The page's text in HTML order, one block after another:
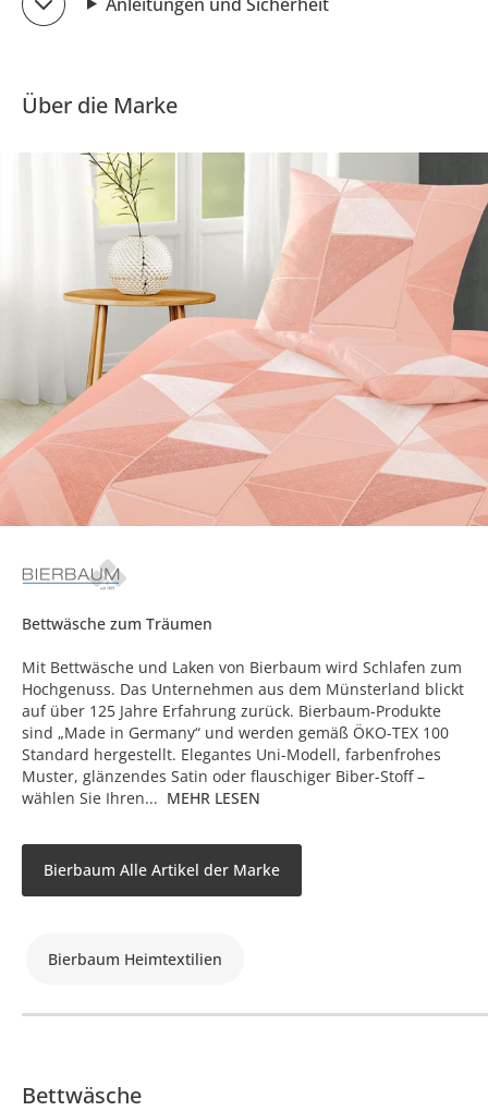
Über die Marke
Bettwäsche zum Träumen
Mit Bettwäsche und Laken von Bierbaum wird Schlafen zum
Hochgenuss. Das Unternehmen aus dem Münsterland blickt
auf über 125 Jahre Erfahrung zurück. Bierbaum-Produkte
sind „Made in Germany“ und werden gemäß ÖKO-TEX 100
Standard hergestellt. Elegantes Uni-Modell, farbenfrohes
Muster, glänzendes Satin oder flauschiger Biber-Stoff –
wählen Sie Ihren... MEHR LESEN
Bierbaum Alle Artikel der Marke
Bierbaum Heimtextilien
Bettwäsche